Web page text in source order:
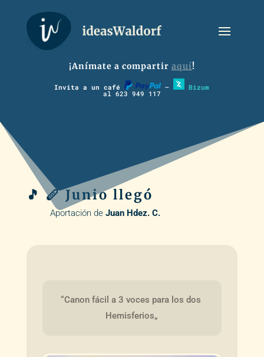
¡Anímate a compartir aquí!
Invita a un café – Bizum
al 623 949 117
🎵 🪈 Junio llegó
Aportación de Juan Hdez. C.
“Canon fácil a 3 voces para los dos
Hemisferios„